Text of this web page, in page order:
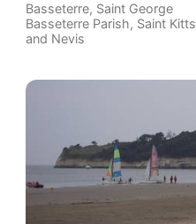
Basseterre, Saint George
Basseterre Parish, Saint Kitts
and Nevis